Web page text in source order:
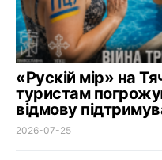
«Рускій мір» на
туристам
відмову
2026-07-25